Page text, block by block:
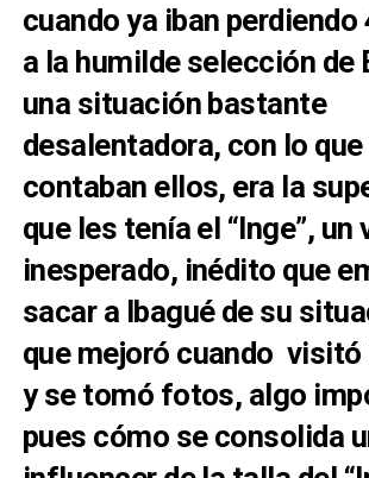
cuando ya iban
a la humilde selección de
una situación bastante
desalentadora, con lo que
contaban ellos, era la
que les tenía el “Inge”, un
inesperado, inédito que
sacar a Ibagué de su
que mejoró cuando
y se tomó fotos, algo
pues cómo se consolida